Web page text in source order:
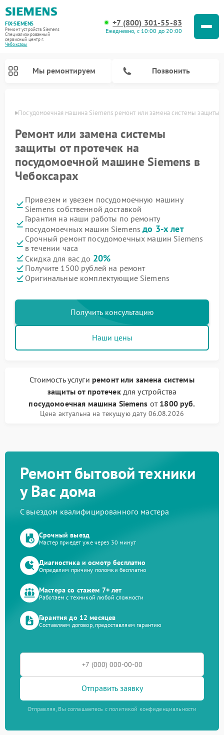
FIX-SIEMENS
Ремонт устройств Siemens
Специализированный
cервисный центр г.
Чебоксары
+7 (800) 301-55-83
Ежедневно, с 10:00 до 20:00
Мы ремонтируем Позвонить
Посудомоечная машина Siemens ремонт или замена системы защиты
Ремонт или замена системы
защиты от протечек на
посудомоечной машине Siemens в
Чебоксарах
Привезем и увезем посудомоечную машину
Siemens собственной доставкой
Гарантия на наши работы по ремонту
посудомоечных машин Siemensдо 3-х лет
Срочный ремонт посудомоечных машин Siemens
в течении часа
Скидка для вас до 20%
Получите 1500 рублей на ремонт
Оригинальные комплектующие Siemens
Получить консультацию
Наши цены
Стоимость услуги ремонт или замена системы
защиты от протечекдля устройства
посудомоечная машина Siemens от 1800 руб.
Цена актуальна на текущую дату 06.08.2026
Ремонт бытовой техники
у Вас дома
С выездом квалифицированного мастера
Срочный выезд
Мастер приедет уже через 30 минут
Диагностика и осмотр бесплатно
Определим причину поломки бесплатно
Мастера со стажем 7+ лет
Работаем с техникой любой сложности
Гарантия до 12 месяцев
Составляем договор, предоставляем гарантию
Отправить заявку
Отправляя, Вы соглашаетесь с политикой конфиденциальности